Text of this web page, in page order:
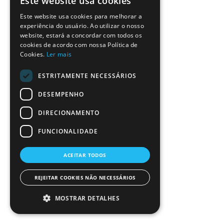
Este website usa cookies para melhorar a
experiência do usuário. Ao utilizar o nosso
website, estará a concordar com todos os
cookies de acordo com nossa Política de
Cookies. Ler mais
ESTRITAMENTE NECESSÁRIOS
DESEMPENHO
DIRECIONAMENTO
FUNCIONALIDADE
ACEITAR TODOS
REJEITAR COOKIES NÃO NECESSÁRIOS
MOSTRAR DETALHES